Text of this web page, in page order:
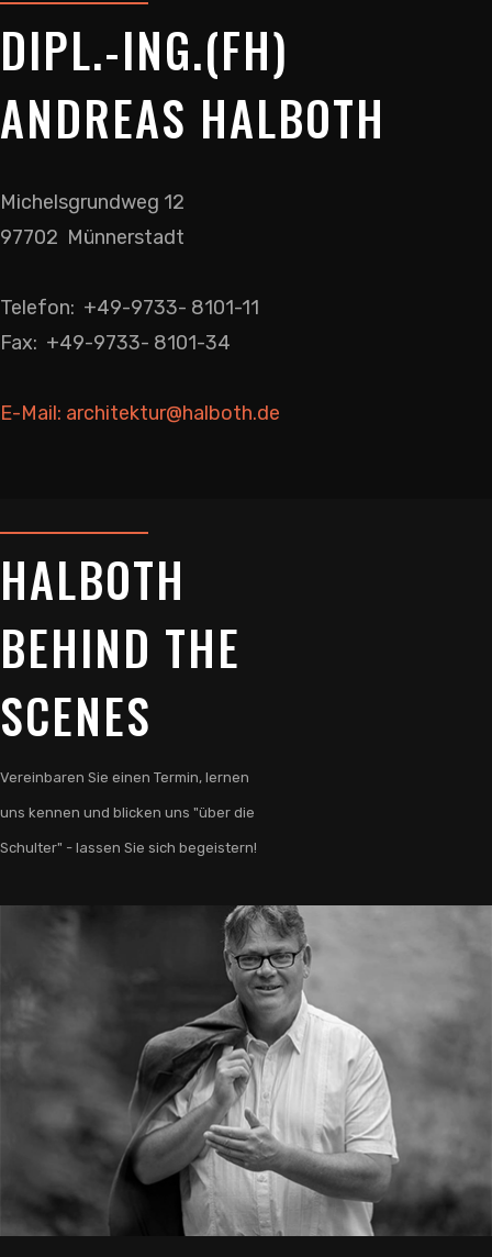
DIPL.-ING.(FH)
ANDREAS HALBOTH
Michelsgrundweg 12
97702 Münnerstadt
Telefon: +49-9733- 8101-11
Fax: +49-9733- 8101-34
E-Mail: architektur@halboth.de
HALBOTH
BEHIND THE
SCENES
Vereinbaren Sie einen Termin, lernen
uns kennen und blicken uns "über die
Schulter" - lassen Sie sich begeistern!